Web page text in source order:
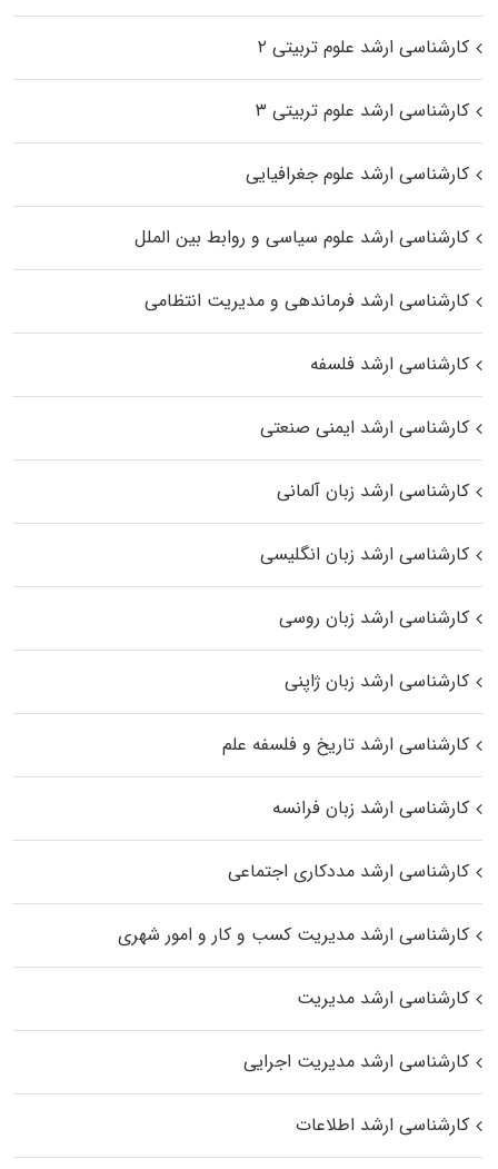
کارشناسی ارشد علوم تربیتی ۲
کارشناسی ارشد علوم تربیتی ۳
کارشناسی ارشد علوم جغرافیایی
کارشناسی ارشد علوم سیاسی و روابط بین الملل
کارشناسی ارشد فرماندهی و مدیریت انتظامی
کارشناسی ارشد فلسفه
کارشناسی ارشد ایمنی صنعتی
کارشناسی ارشد زبان آلمانی
کارشناسی ارشد زبان انگلیسی
کارشناسی ارشد زبان روسی
کارشناسی ارشد زبان ژاپنی
کارشناسی ارشد تاریخ و فلسفه علم
کارشناسی ارشد زبان فرانسه
کارشناسی ارشد مددکاری اجتماعی
کارشناسی ارشد مدیریت کسب و کار و امور شهری
کارشناسی ارشد مدیریت
کارشناسی ارشد مدیریت اجرایی
کارشناسی ارشد اطلاعات